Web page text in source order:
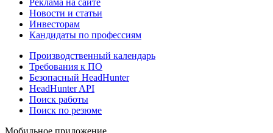
Новости и статьи
Инвесторам
Кандидаты по профессиям
Производственный календарь
Требования к ПО
Безопасный HeadHunter
HeadHunter API
Поиск работы
Поиск по резюме
Мобильное приложение